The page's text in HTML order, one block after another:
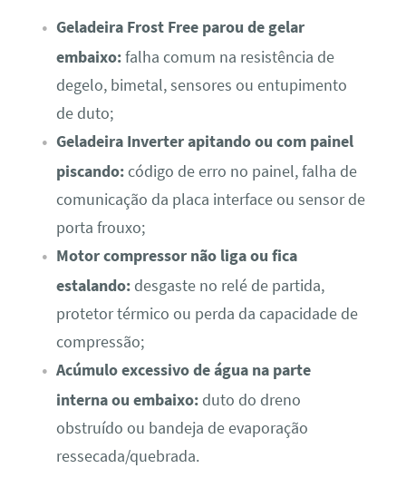
Geladeira Frost Free parou de gelar
embaixo:falha comum na resistência de
degelo, bimetal, sensores ou entupimento
de duto;
Geladeira Inverter apitando ou com painel
piscando:código de erro no painel, falha de
comunicação da placa interface ou sensor de
porta frouxo;
Motor compressor não liga ou fica
estalando:desgaste no relé de partida,
protetor térmico ou perda da capacidade de
compressão;
Acúmulo excessivo de água na parte
interna ou embaixo:duto do dreno
obstruído ou bandeja de evaporação
ressecada/quebrada.